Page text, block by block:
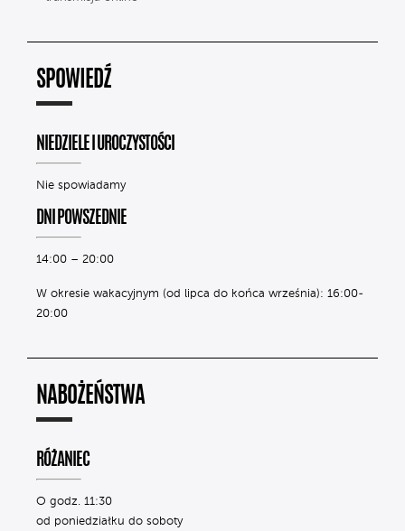
SPOWIEDŹ
NIEDZIELE I UROCZYSTOŚCI
Nie spowiadamy
DNI POWSZEDNIE
14:00 – 20:00
W okresie wakacyjnym (od lipca do końca września): 16:00-
20:00
NABOŻEŃSTWA
RÓŻANIEC
O godz. 11:30
od poniedziałku do soboty